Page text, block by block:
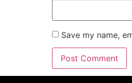
Save my name,